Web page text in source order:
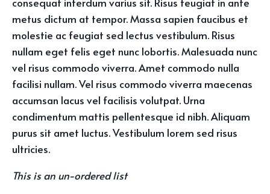
metus dictum at tempor. Massa sapien faucibus et
molestie ac feugiat sed lectus vestibulum. Risus
nullam eget felis eget nunc lobortis. Malesuada nunc
vel risus commodo viverra. Amet commodo nulla
facilisi nullam. Vel risus commodo viverra maecenas
accumsan lacus vel facilisis volutpat. Urna
condimentum mattis pellentesque id nibh. Aliquam
purus sit amet luctus. Vestibulum lorem sed risus
ultricies.
This is an un-ordered list